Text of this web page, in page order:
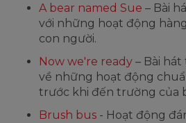
A bear named Sue – Bài
với những hoạt động
con người.
Now we're ready – Bài
về những hoạt động
trước khi đến trường của
Brush bus - Hoạt động